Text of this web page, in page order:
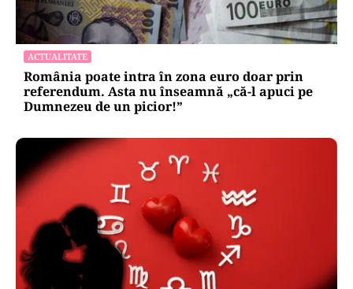
ACTUALITATE
România poate intra în zona euro doar prin
referendum. Asta nu înseamnă „că-l apuci pe
Dumnezeu de un picior!”